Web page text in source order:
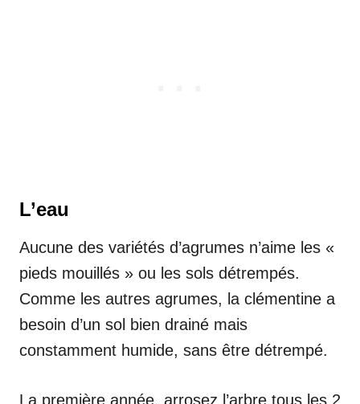
L’eau
Aucune des variétés d’agrumes n’aime les «
pieds mouillés » ou les sols détrempés.
Comme les autres agrumes, la clémentine a
besoin d’un sol bien drainé mais
constamment humide, sans être détrempé.
La première année, arrosez l’arbre tous les 2